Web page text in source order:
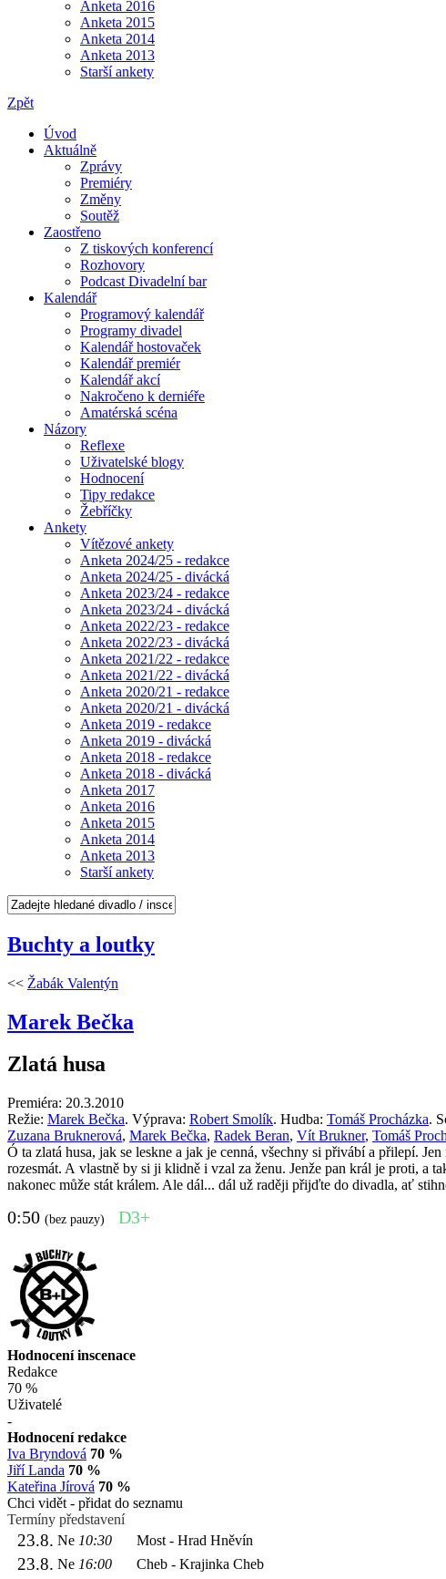
Anketa 2016
Anketa 2015
Anketa 2014
Anketa 2013
Starší ankety
Zpět
Úvod
Aktuálně
Zprávy
Premiéry
Změny
Soutěž
Zaostřeno
Z tiskových konferencí
Rozhovory
Podcast Divadelní bar
Kalendář
Programový kalendář
Programy divadel
Kalendář hostovaček
Kalendář premiér
Kalendář akcí
Nakročeno k derniéře
Amatérská scéna
Názory
Reflexe
Uživatelské blogy
Hodnocení
Tipy redakce
Žebříčky
Ankety
Vítězové ankety
Anketa 2024/25 - redakce
Anketa 2024/25 - divácká
Anketa 2023/24 - redakce
Anketa 2023/24 - divácká
Anketa 2022/23 - redakce
Anketa 2022/23 - divácká
Anketa 2021/22 - redakce
Anketa 2021/22 - divácká
Anketa 2020/21 - redakce
Anketa 2020/21 - divácká
Anketa 2019 - redakce
Anketa 2019 - divácká
Anketa 2018 - redakce
Anketa 2018 - divácká
Anketa 2017
Anketa 2016
Anketa 2015
Anketa 2014
Anketa 2013
Starší ankety
Buchty a loutky
<< Žabák Valentýn
Marek Bečka
Zlatá husa
Premiéra: 20.3.2010
Režie: Marek Bečka. Výprava: Robert Smolík. Hudba: Tomáš Procházka.
Zuzana Bruknerová, Marek Bečka, Radek Beran, Vít Brukner, Tomáš
Ó ta zlatá husa, jak se leskne a jak je cenná, všechny si přivábí a přilepí.
rozesmát. A vlastně by si ji klidně i vzal za ženu. Jenže pan král je proti, a
nakonec může stát králem. Ale dál... dál už raději přijďte do divadla, ať
0:50 (bez pauzy) D3+
Hodnocení inscenace
Redakce
70 %
Uživatelé
-
Hodnocení redakce
Iva Bryndová 70 %
Jiří Landa 70 %
Kateřina Jírová 70 %
Chci vidět - přidat do seznamu
Termíny představení
23.8. Ne 10:30 Most - Hrad Hněvín
23.8. Ne 16:00 Cheb - Krajinka Cheb